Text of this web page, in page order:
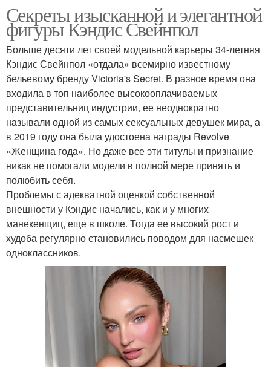
Секреты изысканной и элегантной
фигуры Кэндис Свейнпол
Больше десяти лет своей модельной карьеры 34-летняя
Кэндис Свейнпол «отдала» всемирно известному
бельевому бренду Victoria's Secret. В разное время она
входила в топ наиболее высокооплачиваемых
представительниц индустрии, ее неоднократно
называли одной из самых сексуальных девушек мира, а
в 2019 году она была удостоена награды Revolve
«Женщина года». Но даже все эти титулы и признание
никак не помогали модели в полной мере принять и
полюбить себя.
Проблемы с адекватной оценкой собственной
внешности у Кэндис начались, как и у многих
манекенщиц, еще в школе. Тогда ее высокий рост и
худоба регулярно становились поводом для насмешек
одноклассников.